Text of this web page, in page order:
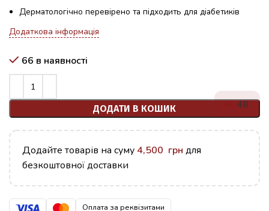
Дерматологічно перевірено та підходить для діабетиків
Додаткова інформація
66 в наявності
ДОДАТИ В КОШИК 48
Додайте товарів на суму 4,500 грн для
безкоштовної доставки
Оплата за реквізитами